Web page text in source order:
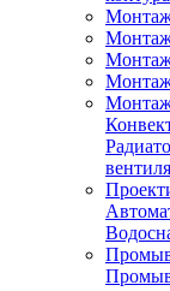
Монтаж
Монтаж
Монтаж
Монтаж